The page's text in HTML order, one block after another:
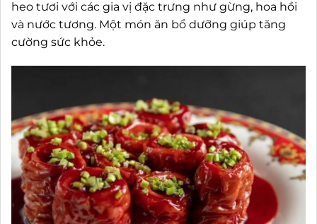
heo tươi với các gia vị đặc trưng như gừng, hoa hồi
và nước tương. Một món ăn bổ dưỡng giúp tăng
cường sức khỏe.